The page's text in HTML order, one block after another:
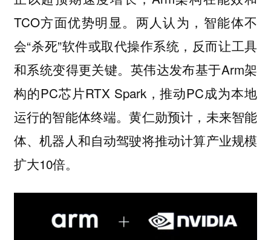
TCO方面优势明显。两人认为，智能体不
会“杀死”软件或取代操作系统，反而让工具
和系统变得更关键。英伟达发布基于Arm架
构的PC芯片RTX Spark，推动PC成为本地
运行的智能体终端。黄仁勋预计，未来智能
体、机器人和自动驾驶将推动计算产业规模
扩大10倍。